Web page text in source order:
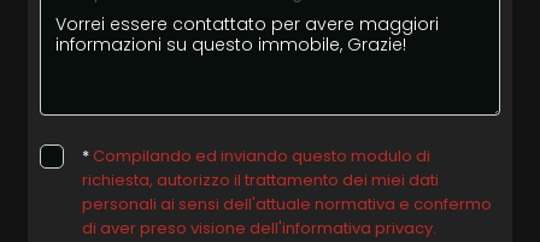
* Compilando ed inviando questo modulo di
richiesta, autorizzo il trattamento dei miei dati
personali ai sensi dell'attuale normativa e confermo
di aver preso visione dell'informativa privacy.